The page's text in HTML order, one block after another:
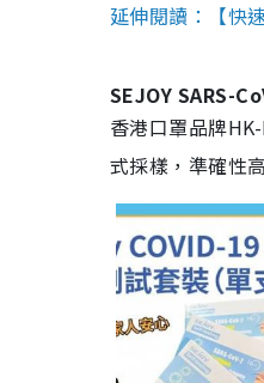
延伸閱讀：【快
SEJOY SARS-
香港口罩品牌
式採樣，準確性